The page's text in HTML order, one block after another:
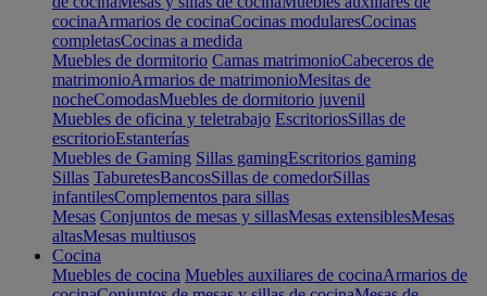
cocinaArmarios de cocinaCocinas modularesCocinas
completasCocinas a medida
Muebles de dormitorio Camas matrimonioCabeceros de
matrimonioArmarios de matrimonioMesitas de
nocheComodasMuebles de dormitorio juvenil
Muebles de oficina y teletrabajo EscritoriosSillas de
escritorioEstanterías
Muebles de Gaming Sillas gamingEscritorios gaming
Sillas TaburetesBancosSillas de comedorSillas
infantilesComplementos para sillas
Mesas Conjuntos de mesas y sillasMesas extensiblesMesas
altasMesas multiusos
Cocina
Muebles de cocina Muebles auxiliares de cocinaArmarios de